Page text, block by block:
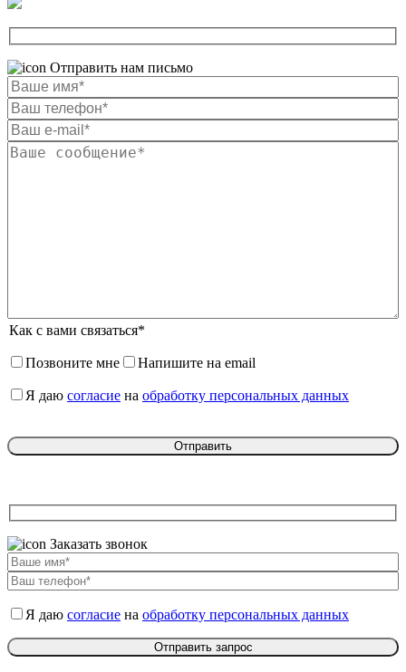
Отправить нам письмо
Как с вами связаться*
Позвоните мне Напишите на email
Я даю согласие на обработку персональных данных
Заказать звонок
Я даю согласие на обработку персональных данных